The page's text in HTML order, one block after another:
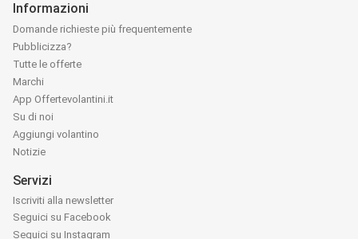
Informazioni
Domande richieste più frequentemente
Pubblicizza?
Tutte le offerte
Marchi
App Offertevolantini.it
Su di noi
Aggiungi volantino
Notizie
Servizi
Iscriviti alla newsletter
Seguici su Facebook
Seguici su Instagram